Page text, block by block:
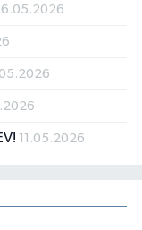
11.05.2026